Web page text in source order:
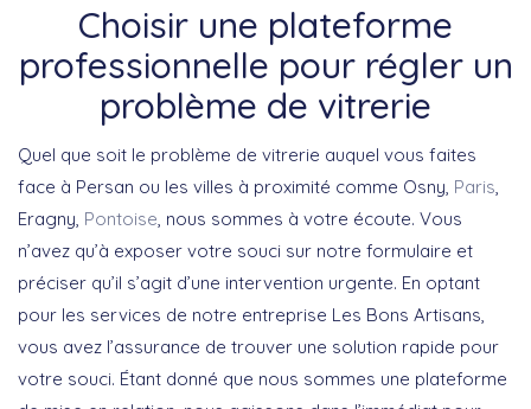
Choisir une plateforme
professionnelle pour régler un
problème de vitrerie
Quel que soit le problème de vitrerie auquel vous faites
face à Persan ou les villes à proximité comme Osny, Paris
Eragny, Pontoise , nous sommes à votre écoute. Vous
n’avez qu’à exposer votre souci sur notre formulaire et
préciser qu’il s’agit d’une intervention urgente. En optant
pour les services de notre entreprise Les Bons Artisans,
vous avez l’assurance de trouver une solution rapide pour
votre souci. Étant donné que nous sommes une plateforme